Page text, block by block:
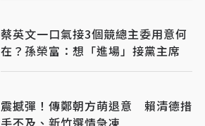
蔡英文一口氣接3個競總主委用意何
在？孫榮富：想「進場」接黨主席
震撼彈！傳鄭朝方萌退意 賴清德措
手不及、新竹選情急凍